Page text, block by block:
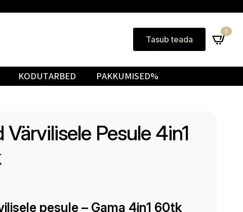
Tasub teada
0
KODUTARBED PAKKUMISED%
Värvilisele Pesule 4in1
pesule – Gama 4in1 60tk